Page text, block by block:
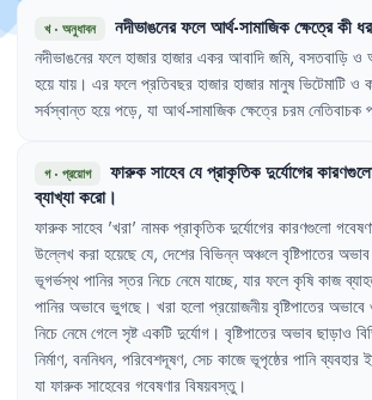
খ· অনুধাবন নদীভাঙনেরফলেআর্থ-সামাজিকক্ষেত্রেকী
নদীভাঙনের ফলে হাজার হাজার একর আবাদি জমি, বসতবাড়ি ও
হয়ে যায় । এর ফলে প্রতিবছর হাজার হাজার মানুষ ভিটেমাটি ও
সর্বস্বান্ত হয়ে পড়ে, যা আর্থ-সামাজিক ক্ষেত্রে চরম নেতিবাচক
গ· প্রয়োগ ফারুকসাহেবযেপ্রাকৃতিকদুর্যোগের
ব্যাখ্যাকরো।
ফারুক সাহেব 'খরা' নামক প্রাকৃতিক দুর্যোগের কারণগুলো
উল্লেখ করা হয়েছে যে, দেশের বিভিন্ন অঞ্চলে বৃষ্টিপাতের অভাব
ভূগর্ভস্থ পানির স্তর নিচে নেমে যাচ্ছে, যার ফলে কৃষি কাজ
পানির অভাবে ভুগছে । খরা হলো প্রয়োজনীয় বৃষ্টিপাতের অভাবে
নিচে নেমে গেলে সৃষ্ট একটি দুর্যোগ । বৃষ্টিপাতের অভাব ছাড়াও
নির্মাণ, বননিধন, পরিবেশদূষণ, সেচ কাজে ভূপৃষ্ঠের পানি ব্যবহার
যা ফারুক সাহেবের গবেষণার বিষয়বস্তু।